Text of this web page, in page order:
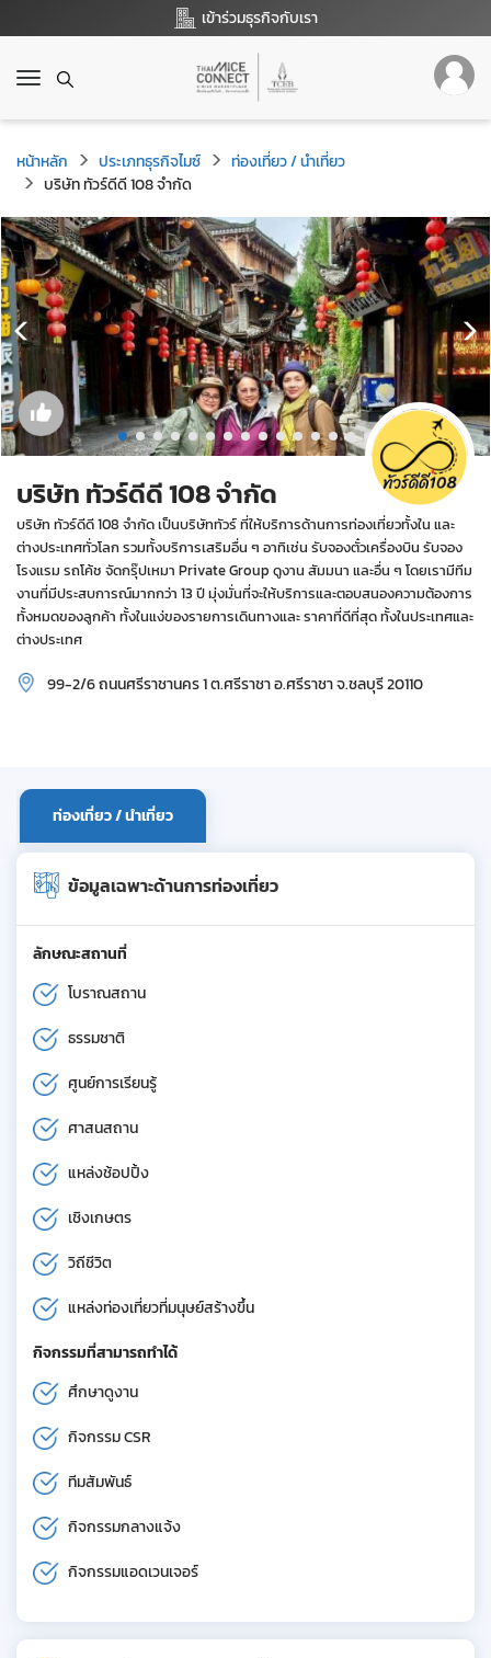
เข้าร่วมธุรกิจกับเรา
T
g
g
l
e
n
a
v
i
g
a
t
o
n
หน้าหลัก ประเภทธุรกิจไมซ์
ท่องเที่ยว / นำเที่ยว
บริษัท ทัวร์ดีดี 108 จำกัด
บริษัท ทัวร์ดีดี 108 จำกัด
บริษัท ทัวร์ดีดี 108 จำกัด เป็นบริษัททัวร์ ที่ให้บริการด้านการท่องเที่ยวทั้งใน และ
ต่างประเทศทั่วโลก รวมทั้งบริการเสริมอื่น ๆ อาทิเช่น รับจองตั๋วเครื่องบิน รับจอง
โรงแรม รถโค้ช จัดกรุ๊ปเหมา Private Group ดูงาน สัมมนา และอื่น ๆ โดยเรามีทีม
งานที่มีประสบการณ์มากกว่า 13 ปี มุ่งมั่นที่จะให้บริการและตอบสนองความต้องการ
ทั้งหมดของลูกค้า ทั้งในแง่ของรายการเดินทางและ ราคาที่ดีที่สุด ทั้งในประเทศและ
ต่างประเทศ
99-2/6 ถนนศรีราชานคร 1 ต.ศรีราชา อ.ศรีราชา จ.ชลบุรี 20110
ท่องเที่ยว / นำเที่ยว
ข้อมูลเฉพาะด้านการท่องเที่ยว
ลักษณะสถานที่
โบราณสถาน
ธรรมชาติ
ศูนย์การเรียนรู้
ศาสนสถาน
แหล่งช้อปปิ้ง
เชิงเกษตร
วิถีชีวิต
แหล่งท่องเที่ยวที่มนุษย์สร้างขึ้น
กิจกรรมที่สามารถทำได้
ศึกษาดูงาน
กิจกรรม CSR
ทีมสัมพันธ์
กิจกรรมกลางแจ้ง
กิจกรรมแอดเวนเจอร์